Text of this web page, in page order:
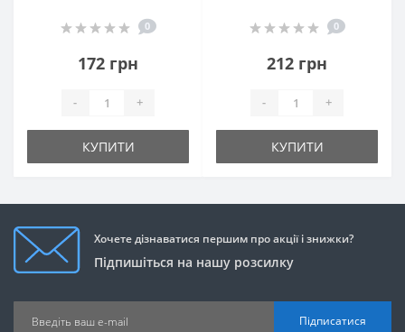
0
172 грн
- +
КУПИТИ
0
212 грн
- +
КУПИТИ
Хочете дізнаватися першим про акції і знижки?
Підпишіться на нашу розсилку
Підписатися